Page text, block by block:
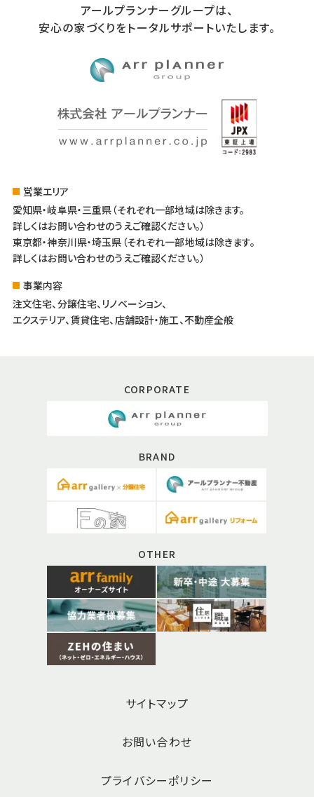
アールプランナーグループは、
安心の家づくりをトータルサポートいたします。
営業エリア
愛知県・岐阜県・三重県（それぞれ一部地域は除きます。
詳しくはお問い合わせのうえご確認ください。）
東京都・神奈川県・埼玉県（それぞれ一部地域は除きます。
詳しくはお問い合わせのうえご確認ください。）
事業内容
注文住宅、分譲住宅、リノベーション、
エクステリア、賃貸住宅、店舗設計・施工、不動産全般
CORPORATE
BRAND
OTHER
サイトマップ
お問い合わせ
プライバシーポリシー